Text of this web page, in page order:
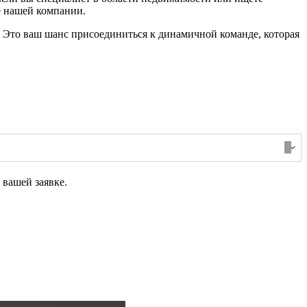
нашей компании.
ваш шанс присоединиться к динамичной команде, которая
заявке.